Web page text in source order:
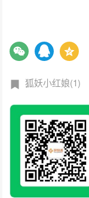
狐妖小红娘(1)
扫描微